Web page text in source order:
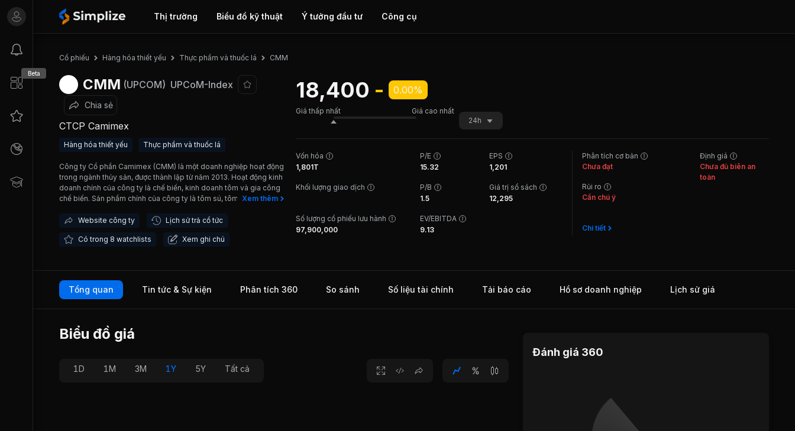
Thị trường Biểu đồ kỹ thuật Ý tưởng đầu tư Công cụ
Beta
Cổ phiếu Hàng hóa thiết yếu Thực phẩm và thuốc lá CMM
CMM (UPCOM) UPCoM-Index
Chia sẻ
CTCP Camimex
Hàng hóa thiết yếu Thực phẩm và thuốc lá
Công ty Cổ phần Camimex (CMM) là một doanh nghiệp hoạt động
trong ngành thủy sản, được thành lập từ năm 2013. Hoạt động kinh
doanh chính của công ty là chế biến, kinh doanh tôm và gia công
chế biến. Sản phẩm chính của công ty là tôm sú, tôm thẻ chế biến.
vùng lãnh thổ, trong đó Châu Âu và Hàn Quốc là 2 thị trường lớn
doanh thu của công ty. Công ty hiện sở hữu 3 xí nghiệp chế biến
doanh. CMM chính thức được giao dịch trên thị trường UPCoM từ
ngày 08/11/2022.
Xem thêm
Website công ty Lịch sử trả cổ tức
Có trong 8 watchlists Xem ghi chú
18,400 - 0.00%
Giá thấp nhất
Giá cao nhất
24h
Vốn hóa
1,801T
P/E
15.32
EPS
1,201
Khối lượng giao dịch
P/B
1.5
Giá trị sổ sách
12,295
Số lượng cổ phiếu lưu hành
97,900,000
EV/EBITDA
9.13
Phân tích cơ bản
Chưa đạt
Rủi ro
Cần chú ý
Chi tiết
Định giá
Chưa đủ biên an
toàn
Tổng quan Tin tức & Sự kiện Phân tích 360 So sánh Số liệu tài chính Tải báo cáo Hồ sơ doanh nghiệp Lịch sử giá
Biểu đồ giá
1D 1M 3M 1Y 5Y Tất cả
Đánh giá 360
Cổ tức